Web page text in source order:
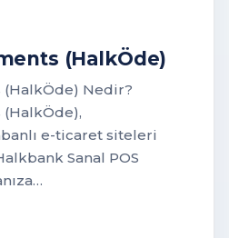
(HalkÖde)
(HalkÖde) Nedir?
e-ticaret siteleri
Sanal POS